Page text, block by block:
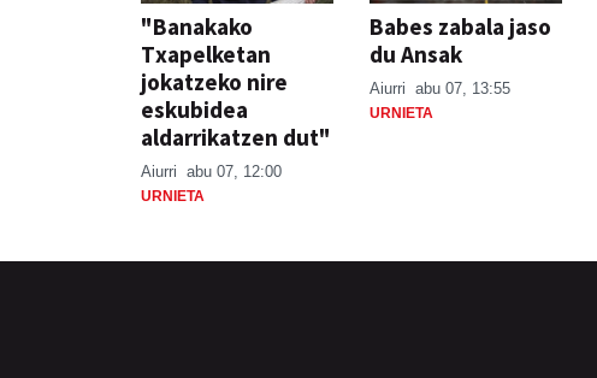
"Banakako
Txapelketan
jokatzeko nire
eskubidea
aldarrikatzen dut"
Aiurri abu 07, 12:00
URNIETA
Babes zabala jaso
du Ansak
Aiurri abu 07, 13:55
URNIETA